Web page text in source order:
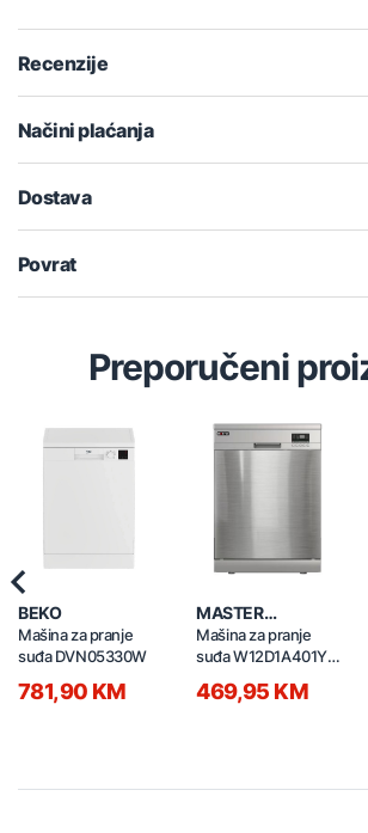
Recenzije
Načini plaćanja
Dostava
Povrat
Preporučeni
BEKO
Mašina za pranje
suđa DVN05330W
781,90 KM
MASTER
PROFESSIONAL
Mašina za pranje
suđa W12D1A401Y-
469,95 KM
Previous